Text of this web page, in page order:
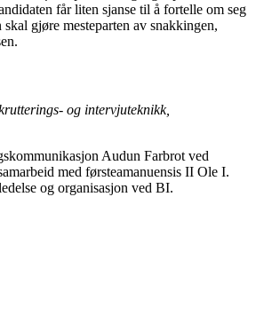
får liten sjanse til å fortelle om seg
gjøre mesteparten av snakkingen,
og intervjuteknikk,
Audun Farbrot ved
med førsteamanuensis II Ole I.
og organisasjon ved BI.